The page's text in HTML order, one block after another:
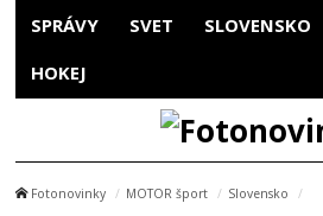
SPRÁVY SVET SLOVENSKO
HOKEJ
Fotonovinky MOTOR šport Slovensko